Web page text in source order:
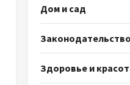
Дом и сад
Законодательство
Здоровье и